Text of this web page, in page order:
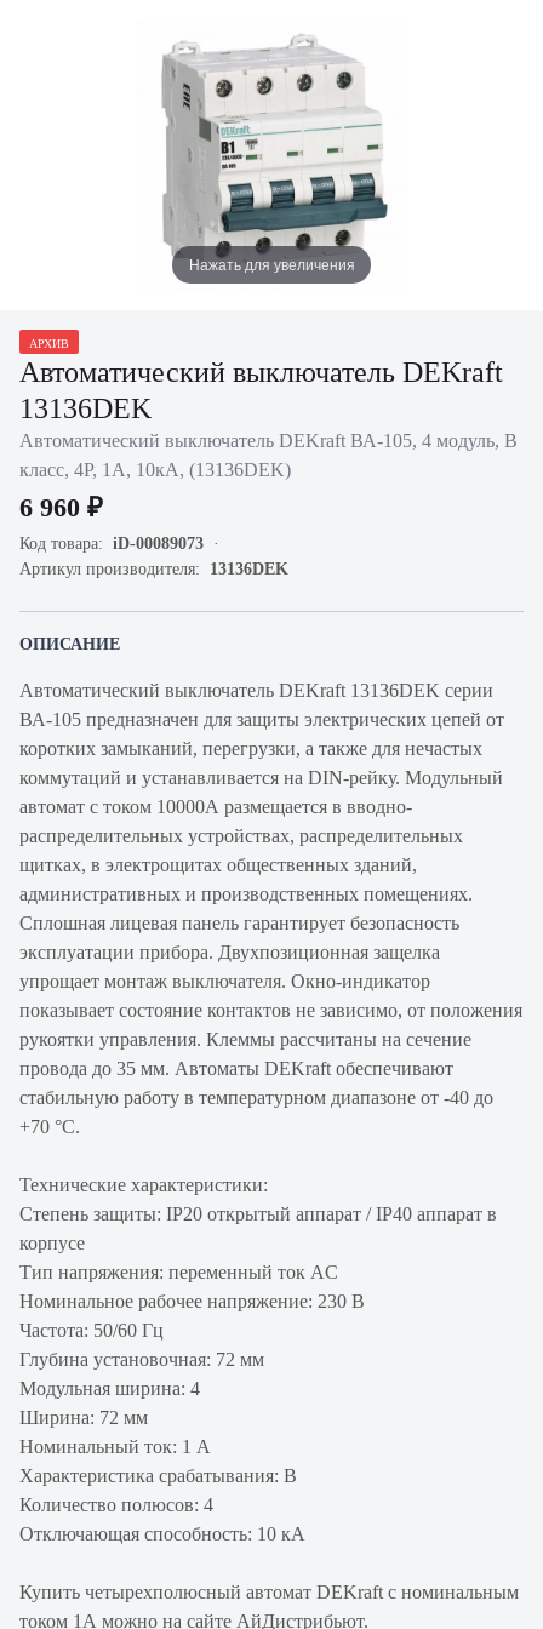
Нажать для увеличения
АРХИВ
Автоматический выключатель DEKraft
13136DEK
Автоматический выключатель DEKraft ВА-105, 4 модуль, B
класс, 4P, 1А, 10кА, (13136DEK)
6 960 ₽
Код товара: iD-00089073
Артикул производителя: 13136DEK
ОПИСАНИЕ
Автоматический выключатель DEKraft 13136DEK серии
ВА-105 предназначен для защиты электрических цепей от
коротких замыканий, перегрузки, а также для нечастых
коммутаций и устанавливается на DIN-рейку. Модульный
автомат с током 10000А размещается в вводно-
распределительных устройствах, распределительных
щитках, в электрощитах общественных зданий,
административных и производственных помещениях.
Сплошная лицевая панель гарантирует безопасность
эксплуатации прибора. Двухпозиционная защелка
упрощает монтаж выключателя. Окно-индикатор
показывает состояние контактов не зависимо, от положения
рукоятки управления. Клеммы рассчитаны на сечение
провода до 35 мм. Автоматы DEKraft обеспечивают
стабильную работу в температурном диапазоне от -40 до
+70 °С.
Технические характеристики:
Степень защиты: IP20 открытый аппарат / IP40 аппарат в
корпусе
Тип напряжения: переменный ток AC
Номинальное рабочее напряжение: 230 В
Частота: 50/60 Гц
Глубина установочная: 72 мм
Модульная ширина: 4
Ширина: 72 мм
Номинальный ток: 1 А
Характеристика срабатывания: B
Количество полюсов: 4
Отключающая способность: 10 кА
Купить четырехполюсный автомат DEKraft с номинальным
током 1А можно на сайте АйДистрибьют.